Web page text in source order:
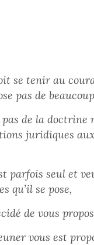
se tenir au
pas de
de la doctrine
juridiques
parfois seul et
qu’il se pose,
de vous
vous est